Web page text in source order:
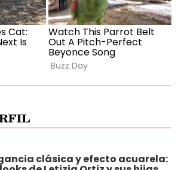
clásica y efecto acuarela: